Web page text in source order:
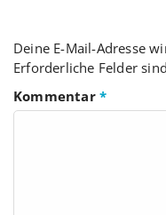
Deine E-Mail-Adresse
Erforderliche Felder
Kommentar *